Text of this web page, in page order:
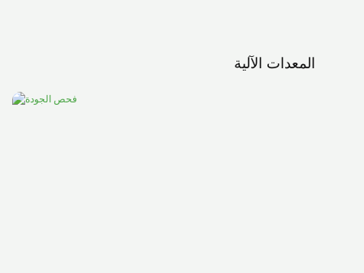
المعدات الآلية